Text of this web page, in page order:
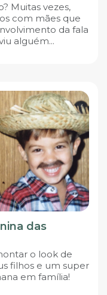
Muitas vezes,
com mães que
da fala
alguém...
das
o look de
filhos e um super
em família!